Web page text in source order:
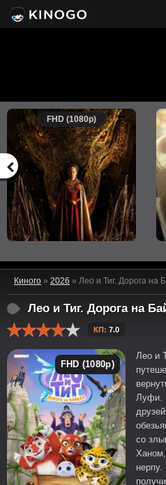
FHD (1080p)
Киного » 2026 » Лео и Тиг. Дорога на
Лео и Тиг. Дорога на
КП: 7.0
FHD (1080p)
Лео и
Луфи.
со
Ханом,